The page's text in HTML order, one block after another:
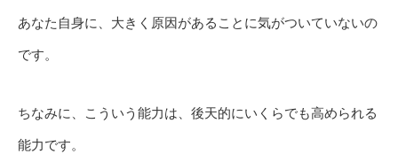
あなた自身に、大きく原因があることに気がついていないの
です。
ちなみに、こういう能力は、後天的にいくらでも高められる
能力です。